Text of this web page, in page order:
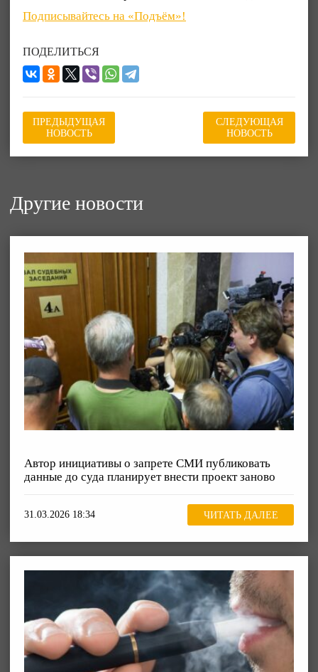
Подписывайтесь на «Подъём»!
ПОДЕЛИТЬСЯ
ПРЕДЫДУЩАЯ
НОВОСТЬ
СЛЕДУЮЩАЯ
НОВОСТЬ
Другие новости
Автор инициативы о запрете СМИ публиковать
данные до суда планирует внести проект заново
31.03.2026 18:34 ЧИТАТЬ ДАЛЕЕ